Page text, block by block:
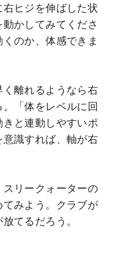
ヒジを伸ばした状
かしてみてくださ
のか、体感できま
離れるようなら右
「体をレベルに回
と連動しやすいポ
識すれば、軸が右
リークォーターの
みよう。クラブが
てるだろう。